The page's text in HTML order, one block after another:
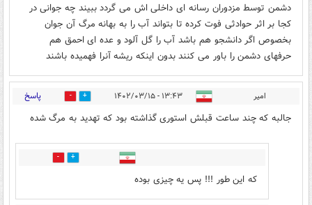
دشمن توسط مزدوران رسانه ای داخلی اش می گردد ببیند چه جوانی در
کجا بر اثر حوادثی فوت کرده تا بتواند آب را به بهانه مرگ آن جوان
بخصوص اگر دانشجو هم باشد آب را گل آلود و عده ای احمق هم
حرفهای دشمن را باور می کنند بدون اینکه ریشه آنرا فهمیده باشند
امیر ۱۳:۴۳ - ۱۴۰۲/۰۳/۱۵ 176 پاسخ
جالبه که چند ساعت قبلش استوری گذاشته بود که تهدید به مرگ شده
50
که این طور !!! پس یه چیزی بوده